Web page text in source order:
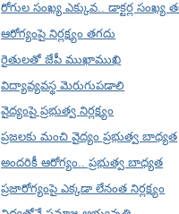
రోగుల సంఖ్య ఎక్కువ.. డాక్టర్ల సంఖ్య
ఆరోగ్యంపై నిర్లక్ష్యం తగదు
రైతులతో జేపీ ముఖాముఖి
విద్యావ్యవస్థ మెరుగుపడాలి
వైద్యంపై ప్రభుత్వ నిర్లక్ష్యం
ప్రజలకు మంచి వైద్యం ప్రభుత్వ బాధ్యత
అందరికీ ఆరోగ్యం.. ప్రభుత్వ బాధ్యత
ప్రజారోగ్యంపై ఎక్కడా లేనంత నిర్లక్ష్యం